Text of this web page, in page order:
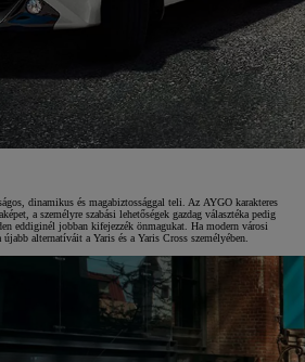
dinamikus és magabiztossággal teli. Az AYGO karakteres
a személyre szabási lehetőségek gazdag választéka pedig
eddiginél jobban kifejezzék önmagukat. Ha modern városi
alternatíváit a Yaris és a Yaris Cross személyében.